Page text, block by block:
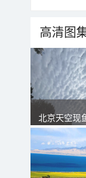
高清图
北京天空现